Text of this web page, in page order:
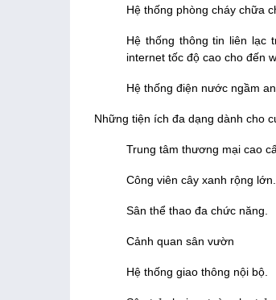
Hệ thống phòng cháy chữa
Hệ thống thông tin liên lạc
internet tốc độ cao cho đến
Hệ thống điện nước ngầm
Những tiện ích đa dạng dành cho
Trung tâm thương mại cao
Công viên cây xanh rộng lớn.
Sân thể thao đa chức năng.
Cảnh quan sân vườn
Hệ thống giao thông nội bộ.